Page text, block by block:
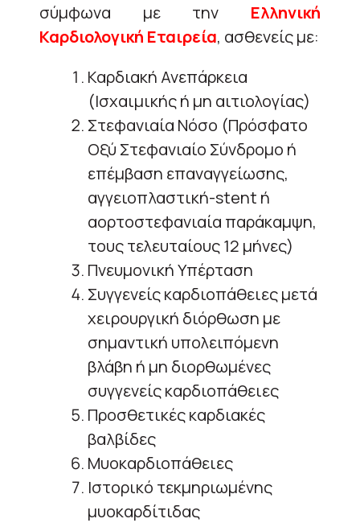
σύμφωνα με την Ελληνική
Καρδιολογική Εταιρεία, ασθενείς με:
Καρδιακή Ανεπάρκεια
(Ισχαιμικής ή μη αιτιολογίας)
Στεφανιαία Νόσο (Πρόσφατο
Οξύ Στεφανιαίο Σύνδρομο ή
επέμβαση επαναγγείωσης,
αγγειοπλαστική-stent ή
αορτοστεφανιαία παράκαμψη,
τους τελευταίους 12 μήνες)
Πνευμονική Υπέρταση
Συγγενείς καρδιοπάθειες μετά
χειρουργική διόρθωση με
σημαντική υπολειπόμενη
βλάβη ή μη διορθωμένες
συγγενείς καρδιοπάθειες
Προσθετικές καρδιακές
βαλβίδες
Μυοκαρδιοπάθειες
Ιστορικό τεκμηριωμένης
μυοκαρδίτιδας